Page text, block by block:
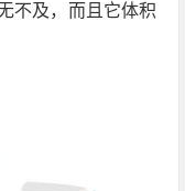
不及，而且它体积